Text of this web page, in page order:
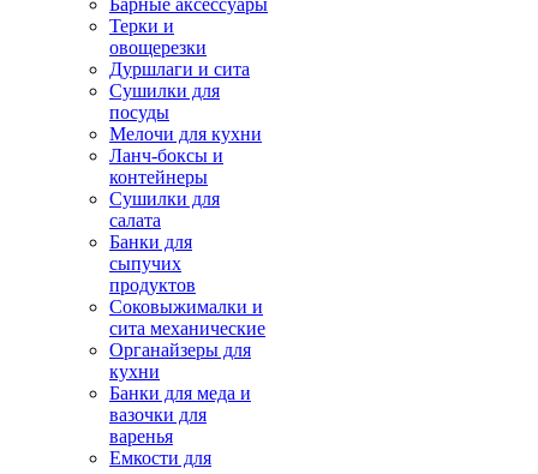
Барные аксессуары
Терки и
овощерезки
Дуршлаги и сита
Сушилки для
посуды
Мелочи для кухни
Ланч-боксы и
контейнеры
Сушилки для
салата
Банки для
сыпучих
продуктов
Соковыжималки и
сита механические
Органайзеры для
кухни
Банки для меда и
вазочки для
варенья
Емкости для